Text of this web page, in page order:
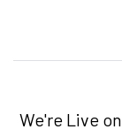
We're Live on